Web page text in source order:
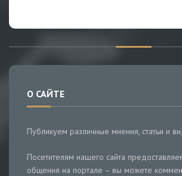
О САЙТЕ
Публикуем различные мнения, статьи и
Посетителям нашего сайта
общения на портале – вы можете